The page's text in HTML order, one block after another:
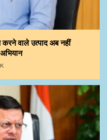
वाले उत्पाद अब नहीं